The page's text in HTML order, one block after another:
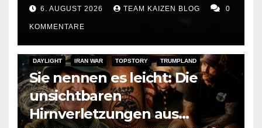
6. AUGUST 2026 TEAM KAIZEN BLOG 0
KOMMENTARE
DAYLIGHT IRAN WAR TOPSTORY TRUMPLAND
Sie nennen es leicht: Die
unsichtbaren
Hirnverletzungen aus